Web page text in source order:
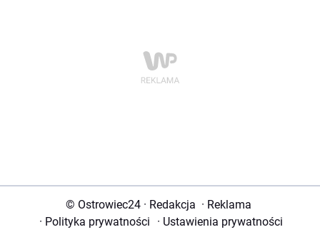
© Ostrowiec24 · Redakcja · Reklama
· Polityka prywatności · Ustawienia prywatności